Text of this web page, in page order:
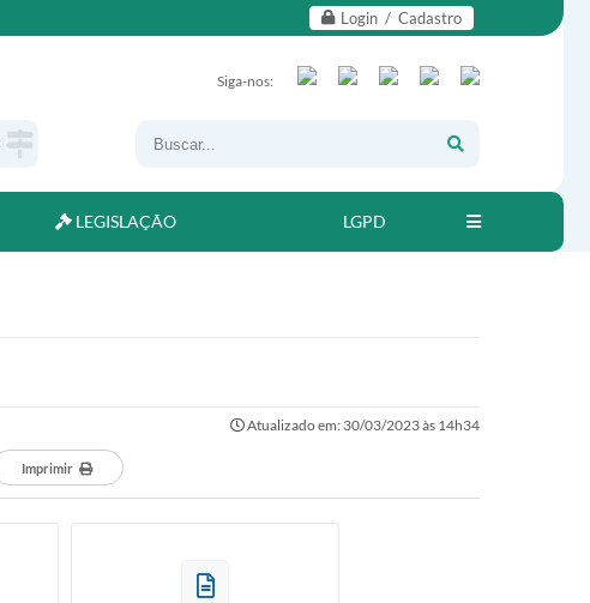
Login / Cadastro
Siga-nos:
LEGISLAÇÃO LGPD
Atualizado em: 30/03/2023 às 14h34
Imprimir